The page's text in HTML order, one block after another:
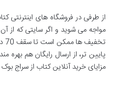
از طرفی در فروشگاه های اینترنتی
مواجه می شوید و اگر سایتی که از
پایین تر، از ارسال رایگان هم بهره
مزایای خرید آنلاین کتاب از سراج